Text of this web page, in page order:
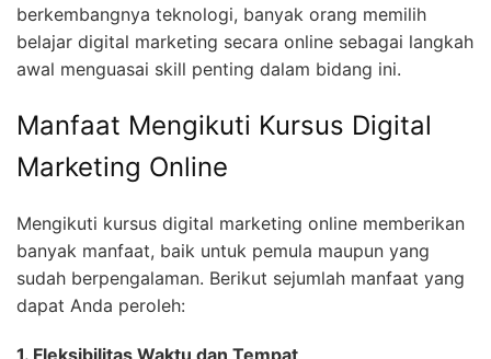
berkembangnya teknologi, banyak orang memilih
belajar digital marketing secara online sebagai langkah
awal menguasai skill penting dalam bidang ini.
Manfaat Mengikuti Kursus Digital
Marketing Online
Mengikuti kursus digital marketing online memberikan
banyak manfaat, baik untuk pemula maupun yang
sudah berpengalaman. Berikut sejumlah manfaat yang
dapat Anda peroleh: